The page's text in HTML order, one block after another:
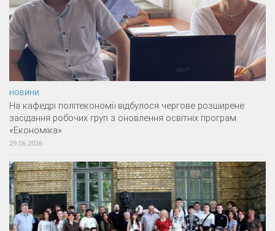
НОВИНИ
На кафедрі політекономії відбулося чергове розширене
засідання робочих груп з оновлення освітніх програм
«Економіка»
29.06.2026